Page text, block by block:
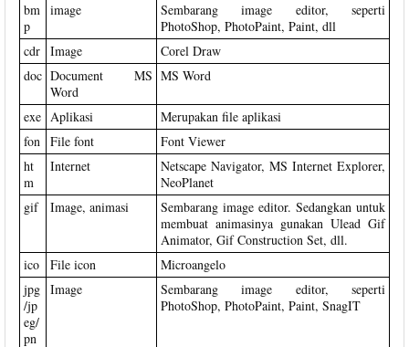
bm
p
image
Sembarang image editor, seperti
PhotoShop, PhotoPaint, Paint, dll
cdr Image
Corel Draw
doc Document MS
Word
MS Word
exe Aplikasi
Merupakan file aplikasi
fon File font
Font Viewer
ht
m
Internet
Netscape Navigator, MS Internet Explorer,
NeoPlanet
gif
Image, animasi
Sembarang image editor. Sedangkan untuk
membuat animasinya gunakan Ulead Gif
Animator, Gif Construction Set, dll.
ico
File icon
Microangelo
jpg
/jp
eg/
pn
Image
Sembarang image editor, seperti
PhotoShop, PhotoPaint, Paint, SnagIT